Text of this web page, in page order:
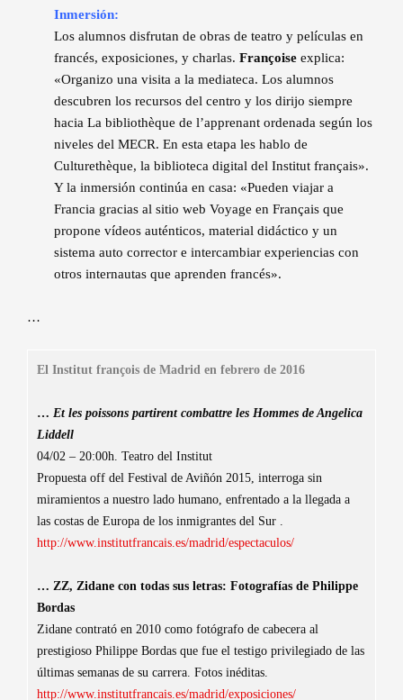
Inmersión:
Los alumnos disfrutan de obras de teatro y películas en
francés, exposiciones, y charlas. Françoise explica:
«Organizo una visita a la mediateca. Los alumnos
descubren los recursos del centro y los dirijo siempre
hacia La bibliothèque de l’apprenant ordenada según los
niveles del MECR. En esta etapa les hablo de
Culturethèque, la biblioteca digital del Institut français».
Y la inmersión continúa en casa: «Pueden viajar a
Francia gracias al sitio web Voyage en Français que
propone vídeos auténticos, material didáctico y un
sistema auto corrector e intercambiar experiencias con
otros internautas que aprenden francés».
…
El Institut françois de Madrid en febrero de 2016
… Et les poissons partirent combattre les Hommes de Angelica
Liddell
04/02 – 20:00h. Teatro del Institut
Propuesta off del Festival de Aviñón 2015, interroga sin
miramientos a nuestro lado humano, enfrentado a la llegada a
las costas de Europa de los inmigrantes del Sur .
http://www.institutfrancais.es/madrid/espectaculos/
… ZZ, Zidane con todas sus letras: Fotografías de Philippe
Bordas
Zidane contrató en 2010 como fotógrafo de cabecera al
prestigioso Philippe Bordas que fue el testigo privilegiado de las
últimas semanas de su carrera. Fotos inéditas.
http://www.institutfrancais.es/madrid/exposiciones/